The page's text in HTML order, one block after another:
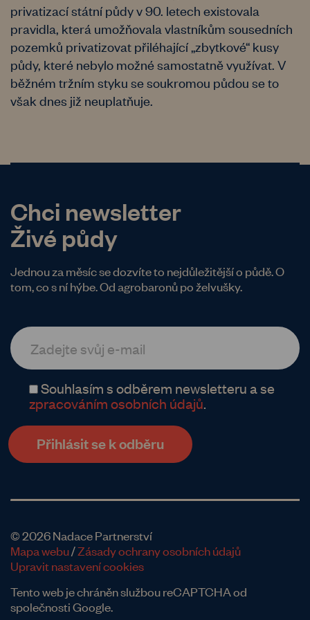
privatizací státní půdy v 90. letech existovala
pravidla, která umožňovala vlastníkům sousedních
pozemků privatizovat přiléhající „zbytkové“ kusy
půdy, které nebylo možné samostatně využívat. V
běžném tržním styku se soukromou půdou se to
však dnes již neuplatňuje.
Chci newsletter
Živé půdy
Jednou za měsíc se dozvíte to nejdůležitější o půdě. O
tom, co s ní hýbe. Od agrobaronů po želvušky.
Souhlasím s odběrem newsletteru a se
zpracováním osobních údajů.
© 2026 Nadace Partnerství
Mapa webu/Zásady ochrany osobních údajů
Upravit nastavení cookies
Tento web je chráněn službou reCAPTCHA od
společnosti Google.